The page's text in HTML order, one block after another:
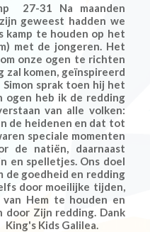
27-31 Na maanden
geweest hadden we
kamp te houden op het
met de jongeren. Het
onze ogen te richten
zal komen, geïnspireerd
sprak toen hij het
ogen heb ik de redding
van alle volken:
de heidenen en dat tot
speciale momenten
de natiën, daarnaast
en spelletjes. Ons doel
de goedheid en redding
door moeilijke tijden,
Hem te houden en
Zijn redding. Dank
Kids Galilea.